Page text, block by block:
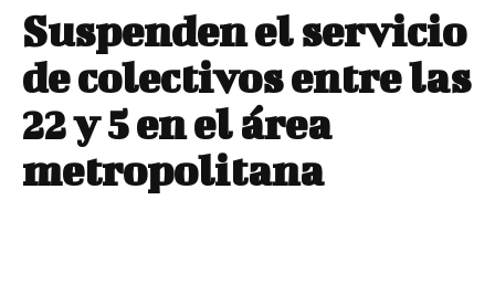
Suspenden el servicio
de colectivos entre las
22 y 5 en el área
metropolitana